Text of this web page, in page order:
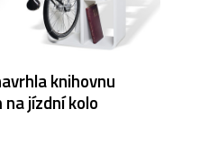
knihovnu
jízdní kolo